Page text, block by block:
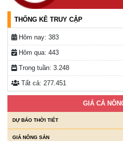
THỐNG KÊ TRUY CẬP
Hôm nay: 383
Hôm qua: 443
Trong tuần: 3.248
Tất cả: 277.451
GIÁ CẢ
DỰ BÁO THỜI TIẾT
GIÁ NÔNG SẢN